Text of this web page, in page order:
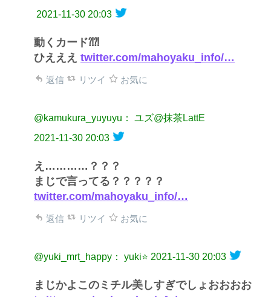
2021-11-30 20:03
動くカード⁈⁈
ひえええ twitter.com/mahoyaku_info/…
返信 リツイ お気に
@kamukura_yuyuyu： ユズ@抹茶LattE
2021-11-30 20:03
え…………？？？
まじで言ってる？？？？？
twitter.com/mahoyaku_info/…
返信 リツイ お気に
@yuki_mrt_happy： yuki⭐️ 2021-11-30 20:03
まじかよこのミチル美しすぎでしょおおおお